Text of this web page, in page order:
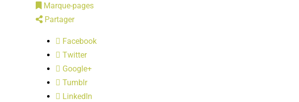
Marque-pages
Partager
Facebook
Twitter
Google+
Tumblr
LinkedIn